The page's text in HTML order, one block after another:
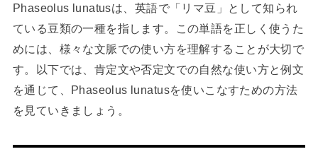
Phaseolus lunatusは、英語で「リマ豆」として知られ
ている豆類の一種を指します。この単語を正しく使うた
めには、様々な文脈での使い方を理解することが大切で
す。以下では、肯定文や否定文での自然な使い方と例文
を通じて、Phaseolus lunatusを使いこなすための方法
を見ていきましょう。